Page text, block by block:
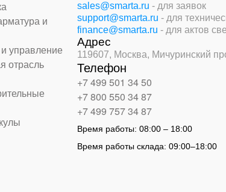
и
управление
отрасль
sales@smarta.ru - для заявок
support@smarta.ru - для
finance@smarta.ru - для актов
Адрес
119607, Москва, Мичуринский
Телефон
+7 499 501 34 50
+7 800 550 34 87
+7 499 757 34 87
Время работы:08:00 – 18:00
Время работы склада:09:00–18:00